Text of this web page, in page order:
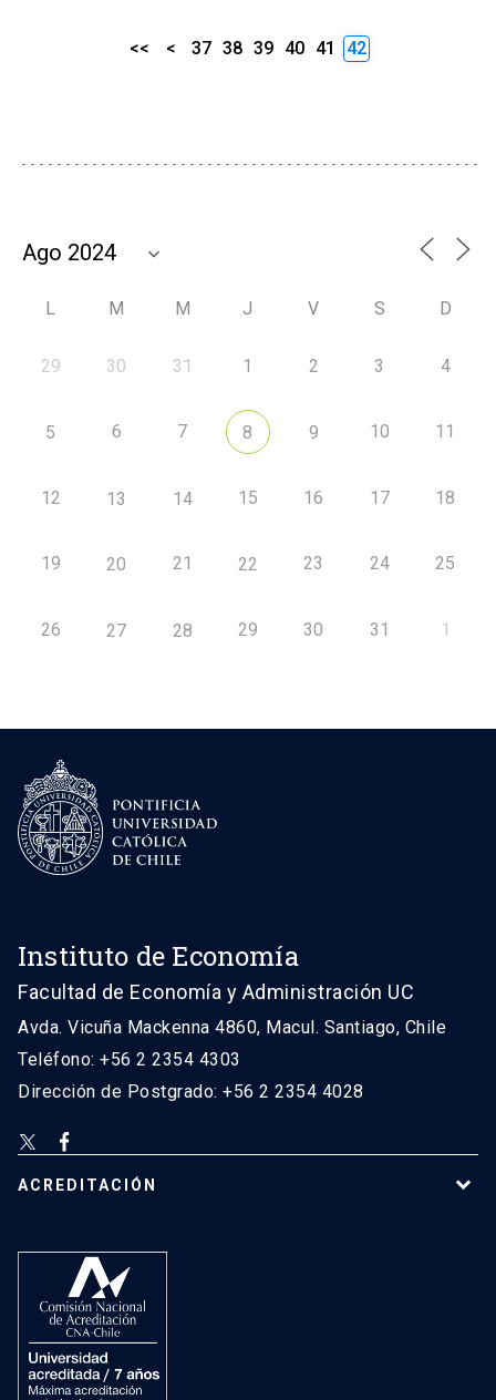
<< < 37 38 39 40 41 42
L M M J V S D
29 30 31 1 2 3 4
5 6 7 8 9 10 11
12 13 14 15 16 17 18
19 20 21 22 23 24 25
26 27 28 29 30 31 1
Instituto de Economía
Facultad de Economía y Administración UC
Avda. Vicuña Mackenna 4860, Macul. Santiago, Chile
Teléfono: +56 2 2354 4303
Dirección de Postgrado: +56 2 2354 4028
ACREDITACIÓN